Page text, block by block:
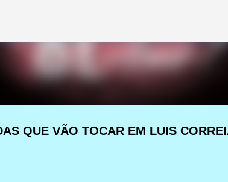
QUE VÃO TOCAR EM LUIS